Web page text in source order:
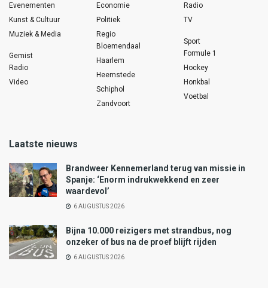
Evenementen
Kunst & Cultuur
Muziek & Media
Gemist
Radio
Video
Economie
Politiek
Regio
Bloemendaal
Haarlem
Heemstede
Schiphol
Zandvoort
Radio
TV
Sport
Formule 1
Hockey
Honkbal
Voetbal
Laatste nieuws
Brandweer Kennemerland terug van missie in
Spanje: ‘Enorm indrukwekkend en zeer
waardevol’
6 AUGUSTUS 2026
Bijna 10.000 reizigers met strandbus, nog
onzeker of bus na de proef blijft rijden
6 AUGUSTUS 2026